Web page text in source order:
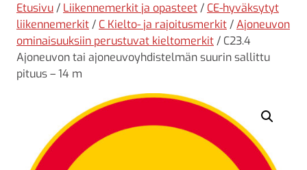
Etusivu / Liikennemerkit ja opasteet / CE-hyväksytyt
liikennemerkit / C Kielto- ja rajoitusmerkit /Ajoneuvon
ominaisuuksiin perustuvat kieltomerkit / C23.4
Ajoneuvon tai ajoneuvoyhdistelmän suurin sallittu
pituus – 14 m